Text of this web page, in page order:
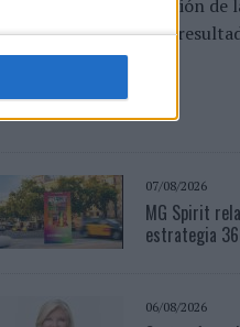
artificial, la fragmentación de
por demostrar
07/08/2026
MG Spirit
estrategia
06/08/2026